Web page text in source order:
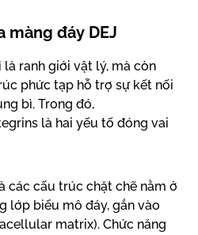
màng đáy DEJ
là ranh giới vật lý, mà còn
phức tạp hỗ trợ sự kết nối
bì. Trong đó,
là hai yếu tố đóng vai
các cấu trúc chặt chẽ nằm ở
lớp biểu mô đáy, gắn vào
matrix). Chức năng